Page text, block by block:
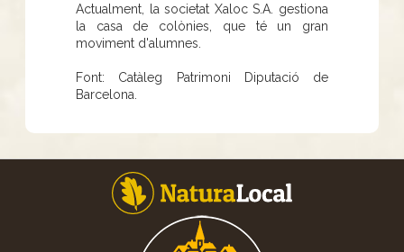
Actualment, la societat Xaloc S.A. gestiona
la casa de colònies, que té un gran
moviment d'alumnes.
Font: Catàleg Patrimoni Diputació de
Barcelona.